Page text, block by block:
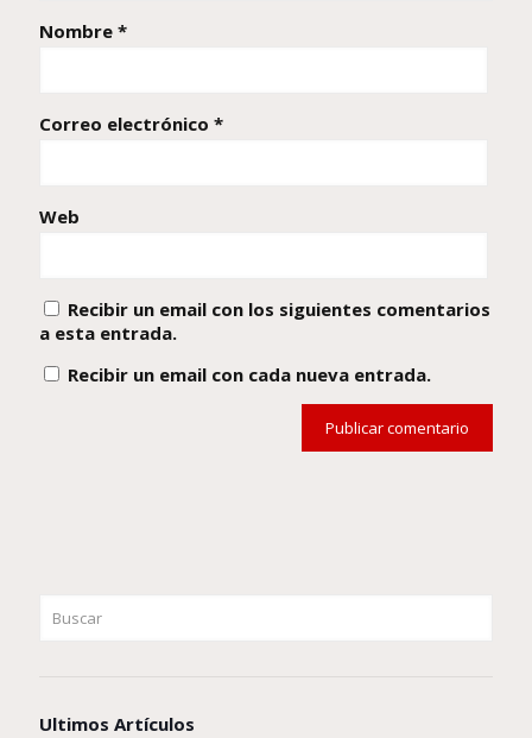
Nombre *
Correo electrónico *
Web
Recibir un email con los siguientes comentarios
a esta entrada.
Recibir un email con cada nueva entrada.
Ultimos Artículos